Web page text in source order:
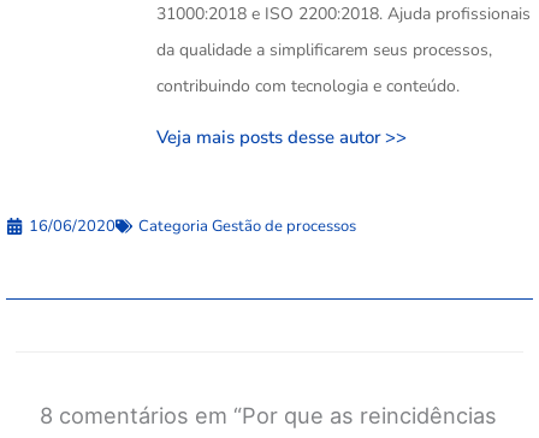
31000:2018 e ISO 2200:2018. Ajuda profissionais
da qualidade a simplificarem seus processos,
contribuindo com tecnologia e conteúdo.
Veja mais posts desse autor >>
16/06/2020 Categoria Gestão de processos
8 comentários em “Por que as reincidências